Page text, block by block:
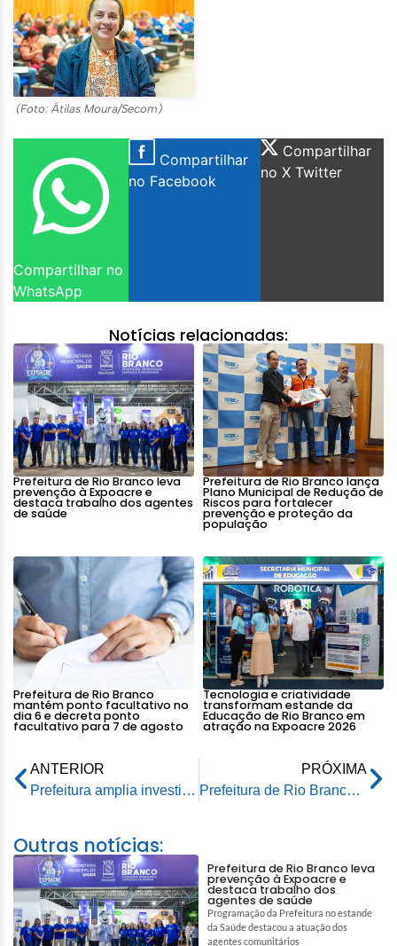
(Foto: Átilas Moura/Secom)
Compartilhar no
WhatsApp
Compartilhar
no Facebook
Compartilhar
no X Twitter
Notícias relacionadas:
Prefeitura de Rio Branco leva
prevenção à Expoacre e
destaca trabalho dos agentes
de saúde
Prefeitura de Rio Branco lança
Plano Municipal de Redução de
Riscos para fortalecer
prevenção e proteção da
população
Prefeitura de Rio Branco
mantém ponto facultativo no
dia 6 e decreta ponto
facultativo para 7 de agosto
Tecnologia e criatividade
transformam estande da
Educação de Rio Branco em
atração na Expoacre 2026
ANTERIOR
Prefeitura amplia investimentos em infraestrutura e autoriza novas obras em Rio Branco
PRÓXIMA
Prefeitura de Rio Branco mantém quatro Uraps abertas neste sábado para ampliar atendimentos à população
Outras notícias:
Prefeitura de Rio Branco leva
prevenção à Expoacre e
destaca trabalho dos
agentes de saúde
Programação da Prefeitura no estande
da Saúde destacou a atuação dos
agentes comunitários